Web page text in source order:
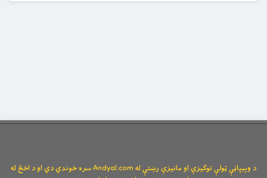
د وېبپاڼې ټولې توکیزې او مانیزې رښتې له Andyal.com سره خوندي دي او د اخځ له